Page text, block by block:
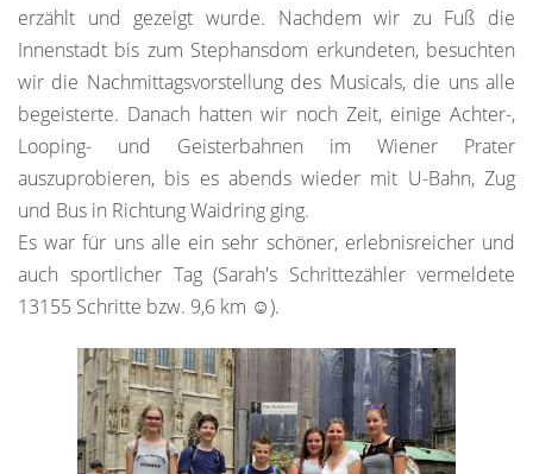
erzählt und gezeigt wurde. Nachdem wir zu Fuß die
Innenstadt bis zum Stephansdom erkundeten, besuchten
wir die Nachmittagsvorstellung des Musicals, die uns alle
begeisterte. Danach hatten wir noch Zeit, einige Achter-,
Looping- und Geisterbahnen im Wiener Prater
auszuprobieren, bis es abends wieder mit U-Bahn, Zug
und Bus in Richtung Waidring ging.
Es war für uns alle ein sehr schöner, erlebnisreicher und
auch sportlicher Tag (Sarah's Schrittezähler vermeldete
13155 Schritte bzw. 9,6 km ☺).